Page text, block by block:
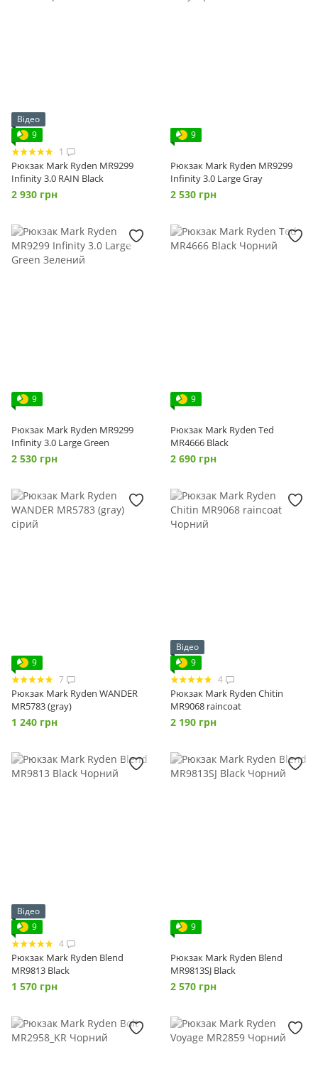
Відео
9
1
Рюкзак Mark Ryden MR9299
Infinity 3.0 RAIN Black
2 930 грн
9
Рюкзак Mark Ryden MR9299
Infinity 3.0 Large Gray
2 530 грн
9
Рюкзак Mark Ryden MR9299
Infinity 3.0 Large Green
2 530 грн
9
Рюкзак Mark Ryden Ted
MR4666 Black
2 690 грн
9
7
Рюкзак Mark Ryden WANDER
MR5783 (gray)
1 240 грн
Відео
9
4
Рюкзак Mark Ryden Chitin
MR9068 raincoat
2 190 грн
Відео
9
4
Рюкзак Mark Ryden Blend
MR9813 Black
1 570 грн
9
Рюкзак Mark Ryden Blend
MR9813SJ Black
2 570 грн